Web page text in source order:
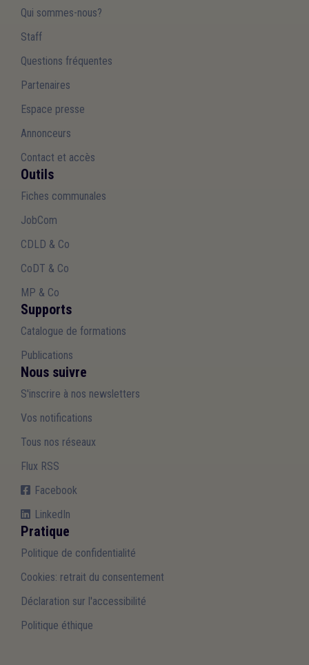
Qui sommes-nous?
Staff
Questions fréquentes
Partenaires
Espace presse
Annonceurs
Contact et accès
Outils
Fiches communales
JobCom
CDLD & Co
CoDT & Co
MP & Co
Supports
Catalogue de formations
Publications
Nous suivre
S'inscrire à nos newsletters
Vos notifications
Tous nos réseaux
Flux RSS
Facebook
LinkedIn
Pratique
Politique de confidentialité
Cookies: retrait du consentement
Déclaration sur l'accessibilité
Politique éthique